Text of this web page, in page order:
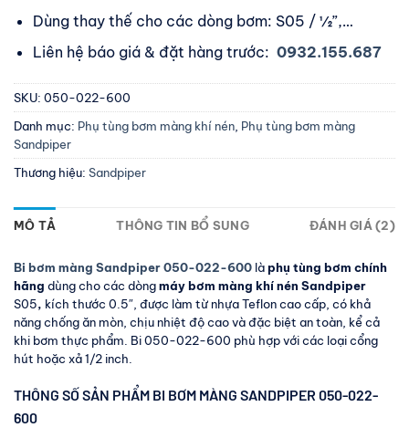
Dùng thay thế cho các dòng bơm: S05 / ½”,…
Liên hệ báo giá & đặt hàng trước: 0932.155.687
SKU: 050-022-600
Danh mục: Phụ tùng bơm màng khí nén Phụ tùng bơm màng
Sandpiper
Thương hiệu: Sandpiper
MÔ TẢ THÔNG TIN BỔ SUNG ĐÁNH GIÁ (2)
Bi bơm màng Sandpiper 050-022-600 làphụ tùng bơm chính
hãng dùng cho các dòngmáy bơm màng khí nén Sandpiper
S05, kích thước 0.5″, được làm từ nhựa Teflon cao cấp, có khả
năng chống ăn mòn, chịu nhiệt độ cao và đặc biệt an toàn, kể cả
khi bơm thực phẩm. Bi 050-022-600 phù hợp với các loại cổng
hút hoặc xả 1/2 inch.
THÔNG SỐ SẢN PHẨM BI BƠM MÀNG SANDPIPER 050-022-
600